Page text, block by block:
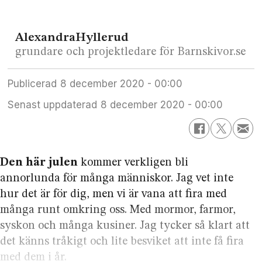
AlexandraHyllerud
grundare och projektledare för Barnskivor.se
Publicerad
8 december 2020 - 00:00
Senast uppdaterad
8 december 2020 - 00:00
Den här julen kommer verkligen bli
annorlunda för många människor. Jag vet inte
hur det är för dig, men vi är vana att fira med
många runt omkring oss. Med mormor, farmor,
syskon och många kusiner. Jag tycker så klart att
det känns tråkigt och lite besviket att inte få fira
med dem i år.